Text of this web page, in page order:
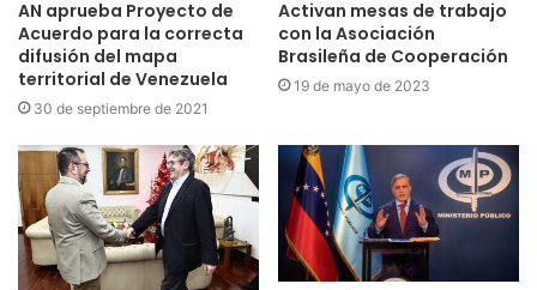
AN aprueba Proyecto de
Acuerdo para la correcta
difusión del mapa
territorial de Venezuela
30 de septiembre de 2021
Activan mesas de trabajo
con la Asociación
Brasileña de Cooperación
19 de mayo de 2023